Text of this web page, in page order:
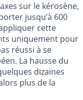
sur le kérosène,
jusqu’à 600
cette
uniquement pour
réussi à se
La hausse du
dizaines
plus de la